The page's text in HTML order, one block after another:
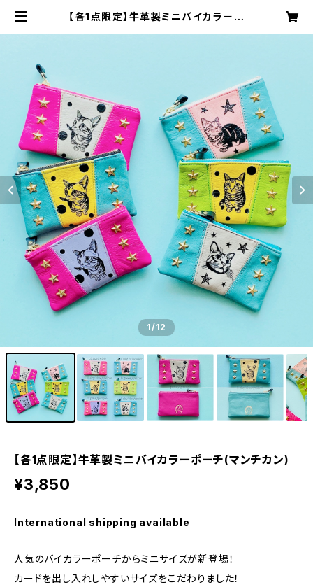
【各1点限定】牛革製ミニバイカラーポ
1/12
【各1点限定】牛革製ミニバイカラーポーチ(マンチカン)
¥3,850
International shipping available
人気のバイカラーポーチからミニサイズが新登場！
カードを出し入れしやすいサイズをこだわりました！